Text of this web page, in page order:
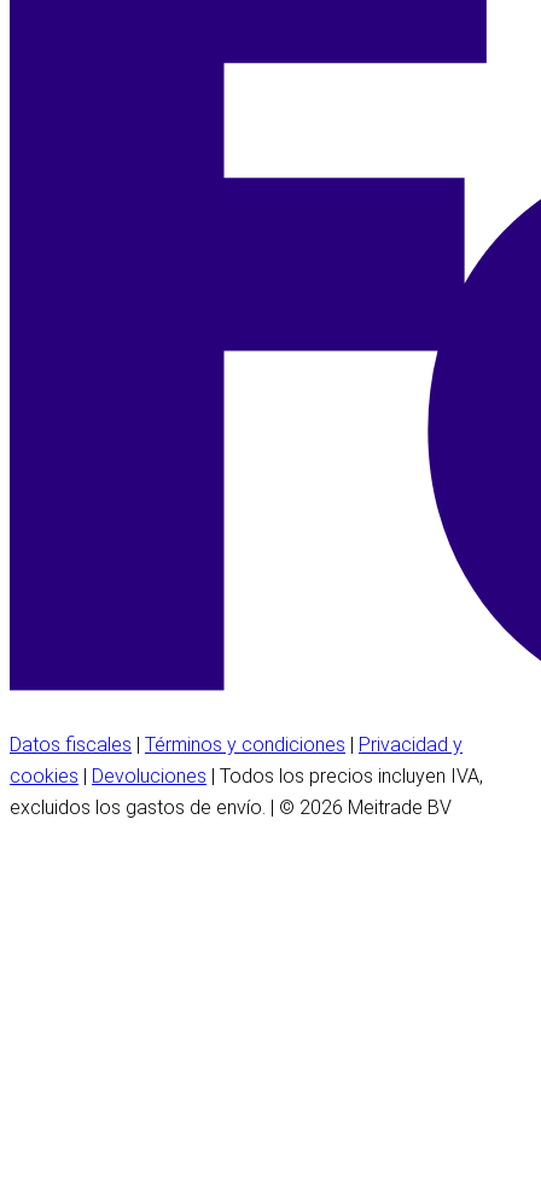
Datos fiscales | Términos y condiciones | Privacidad y
cookies | Devoluciones | Todos los precios incluyen IVA,
excluidos los gastos de envío. | © 2026 Meitrade BV